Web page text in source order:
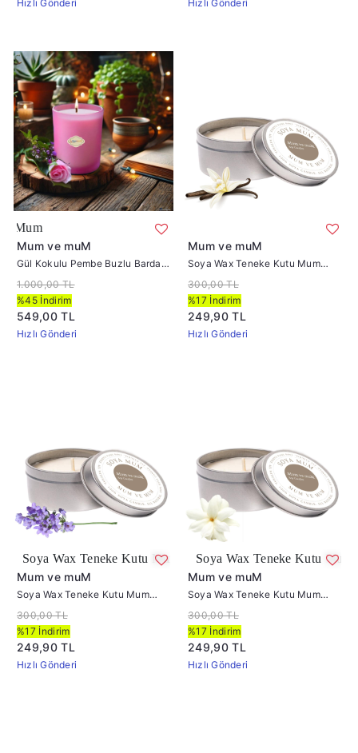
Hızlı Gönderi Hızlı Gönderi
Gül Kokulu Pembe Buzlu Bardak Mum İçi
Mum ve muM
Gül Kokulu Pembe Buzlu Bardak
Mum İçi %100 Soya Mum 405
1.000,00 TL
%45 İndirim
549,00 TL
Hızlı Gönderi
Mum ve muM
Soya Wax Teneke Kutu Mum
Vanilya
300,00 TL
%17 İndirim
249,90 TL
Hızlı Gönderi
Teneke Kutu Mum Lavanta
Mum ve muM
Soya Wax Teneke Kutu Mum
Lavanta
300,00 TL
%17 İndirim
249,90 TL
Hızlı Gönderi
Soya Wax Teneke Kutu Mum Yasemin
Mum ve muM
Soya Wax Teneke Kutu Mum
Yasemin
300,00 TL
%17 İndirim
249,90 TL
Hızlı Gönderi